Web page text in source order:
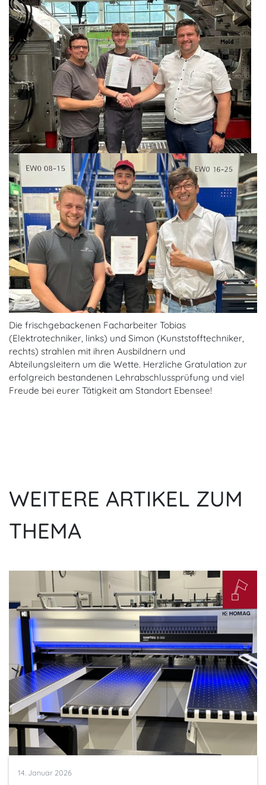
Die frischgebackenen Facharbeiter Tobias
(Elektrotechniker, links) und Simon (Kunststofftechniker,
rechts) strahlen mit ihren Ausbildnern und
Abteilungsleitern um die Wette. Herzliche Gratulation zur
erfolgreich bestandenen Lehrabschlussprüfung und viel
Freude bei eurer Tätigkeit am Standort Ebensee!
WEITERE ARTIKEL ZUM
THEMA
14. Januar 2026